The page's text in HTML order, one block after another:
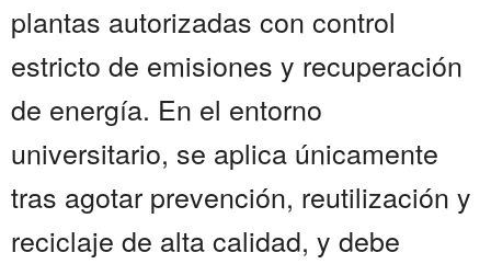
plantas autorizadas con control
estricto de emisiones y recuperación
de energía. En el entorno
universitario, se aplica únicamente
tras agotar prevención, reutilización y
reciclaje de alta calidad, y debe